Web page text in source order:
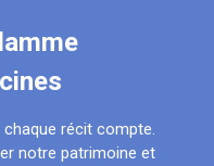
récit compte.
notre patrimoine et